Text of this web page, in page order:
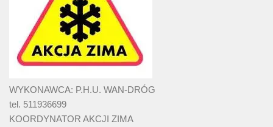
WYKONAWCA: P.H.U. WAN-DRÓG
tel. 511936699
KOORDYNATOR AKCJI ZIMA